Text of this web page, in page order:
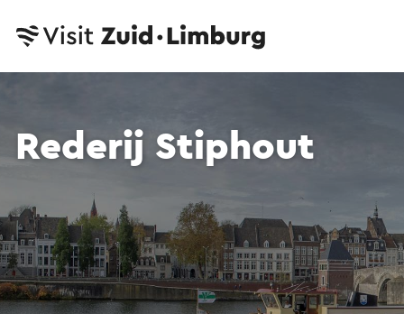
Rederij Stiphout